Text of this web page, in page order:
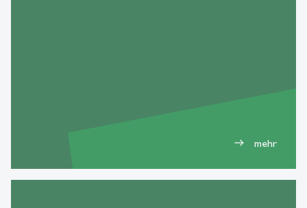
east mehr